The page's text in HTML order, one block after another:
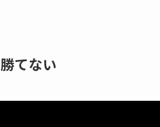
てない